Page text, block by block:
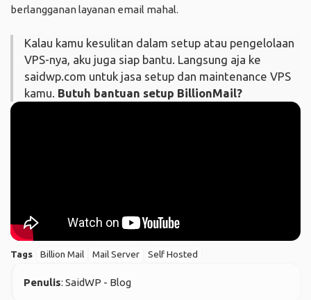
berlangganan layanan email mahal.
Kalau kamu kesulitan dalam setup atau pengelolaan
VPS-nya, aku juga siap bantu. Langsung aja ke
saidwp.com untuk jasa setup dan maintenance VPS
kamu. Butuh bantuan setup BillionMail?
Tags Billion Mail Mail Server Self Hosted
Penulis: SaidWP - Blog